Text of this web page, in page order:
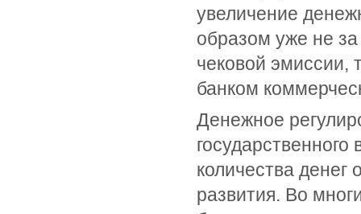
увеличение
образом уже не за
чековой эмиссии,
банком
Денежное
количества денег
развития. Во